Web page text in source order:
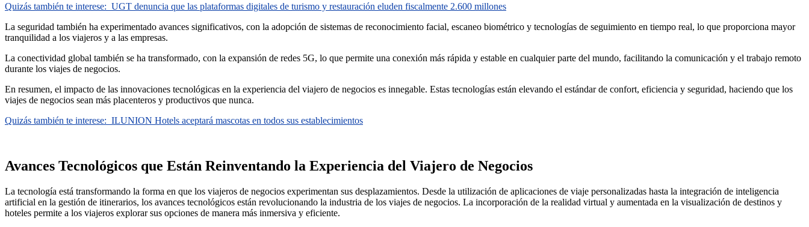
Quizás también te interese: UGT denuncia que las plataformas digitales de turismo y restauración eluden fiscalmente 2.600 millones
La seguridad también ha experimentado avances significativos, con la adopción de sistemas de reconocimiento facial, escaneo biométrico y tecnologías de seguimiento en tiempo real, lo que proporciona mayor
tranquilidad a los viajeros y a las empresas.
La conectividad global también se ha transformado, con la expansión de redes 5G, lo que permite una conexión más rápida y estable en cualquier parte del mundo, facilitando la comunicación y el trabajo remoto
durante los viajes de negocios.
En resumen, el impacto de las innovaciones tecnológicas en la experiencia del viajero de negocios es innegable. Estas tecnologías están elevando el estándar de confort, eficiencia y seguridad, haciendo que los
viajes de negocios sean más placenteros y productivos que nunca.
Quizás también te interese: ILUNION Hotels aceptará mascotas en todos sus establecimientos
Avances Tecnológicos que Están Reinventando la Experiencia del Viajero de Negocios
La tecnología está transformando la forma en que los viajeros de negocios experimentan sus desplazamientos. Desde la utilización de aplicaciones de viaje personalizadas hasta la integración de inteligencia
artificial en la gestión de itinerarios, los avances tecnológicos están revolucionando la industria de los viajes de negocios. La incorporación de la realidad virtual y aumentada en la visualización de destinos y
hoteles permite a los viajeros explorar sus opciones de manera más inmersiva y eficiente.